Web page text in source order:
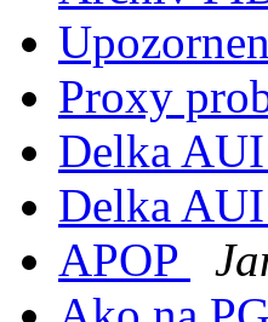
Proxy
Delka
Delka
APOP